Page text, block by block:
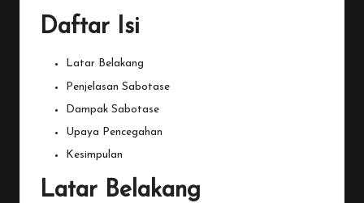
Daftar Isi
Latar Belakang
Penjelasan Sabotase
Dampak Sabotase
Upaya Pencegahan
Kesimpulan
Latar Belakang